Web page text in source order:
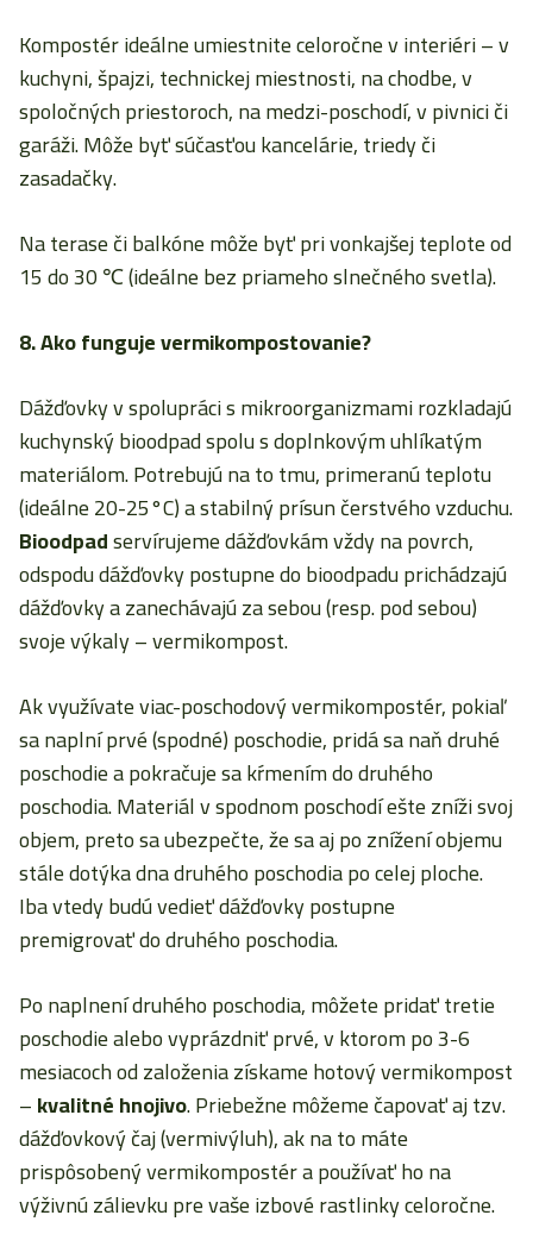
Kompostér ideálne umiestnite celoročne v interiéri – v
kuchyni, špajzi, technickej miestnosti, na chodbe, v
spoločných priestoroch, na medzi-poschodí, v pivnici či
garáži. Môže byť súčasťou kancelárie, triedy či
zasadačky.
Na terase či balkóne môže byť pri vonkajšej teplote od
15 do 30 ℃ (ideálne bez priameho slnečného svetla).
8. Ako funguje vermikompostovanie?
Dážďovky v spolupráci s mikroorganizmami rozkladajú
kuchynský bioodpad spolu s doplnkovým uhlíkatým
materiálom. Potrebujú na to tmu, primeranú teplotu
(ideálne 20-25°C) a stabilný prísun čerstvého vzduchu.
Bioodpadservírujeme dážďovkám vždy na povrch,
odspodu dážďovky postupne do bioodpadu prichádzajú
dážďovky a zanechávajú za sebou (resp. pod sebou)
svoje výkaly – vermikompost.
Ak využívate viac-poschodový vermikompostér, pokiaľ
sa naplní prvé (spodné) poschodie, pridá sa naň druhé
poschodie a pokračuje sa kŕmením do druhého
poschodia. Materiál v spodnom poschodí ešte zníži svoj
objem, preto sa ubezpečte, že sa aj po znížení objemu
stále dotýka dna druhého poschodia po celej ploche.
Iba vtedy budú vedieť dážďovky postupne
premigrovať do druhého poschodia.
Po naplnení druhého poschodia, môžete pridať tretie
poschodie alebo vyprázdniť prvé, v ktorom po 3-6
mesiacoch od založenia získame hotový vermikompost
–kvalitné hnojivo. Priebežne môžeme čapovať aj tzv.
dážďovkový čaj (vermivýluh), ak na to máte
prispôsobený vermikompostér a používať ho na
výživnú zálievku pre vaše izbové rastlinky celoročne.